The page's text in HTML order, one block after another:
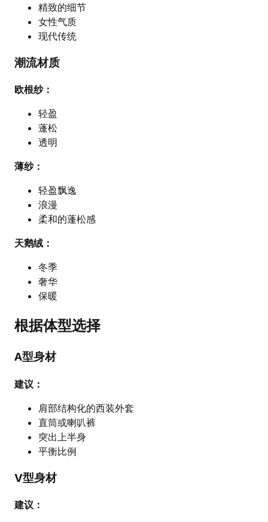
精致的细节
女性气质
现代传统
潮流材质
欧根纱：
轻盈
蓬松
透明
薄纱：
轻盈飘逸
浪漫
柔和的蓬松感
天鹅绒：
冬季
奢华
保暖
根据体型选择
A型身材
建议：
肩部结构化的西装外套
直筒或喇叭裤
突出上半身
平衡比例
V型身材
建议：